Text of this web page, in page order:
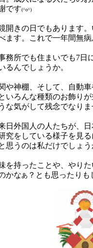
です(^o^)
開きの日でもあります
ます。これで一年間無
務所でも住まいでも7日
るんでしょうか。
や神棚、そして、自動
いろんな種類のお飾り
な気がして残念でなり
日外国人の人たちが、
究をしている様子を見
思うのは私だけでしょ
を持ったことや、やり
かなあ ？とも思ったりも